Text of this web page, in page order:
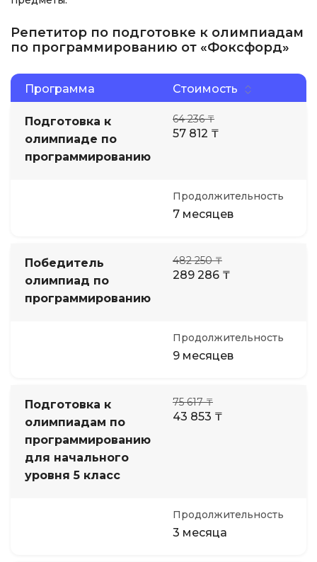
Репетитор по подготовке к олимпиадам
по программированию от «Фоксфорд»
Программа Стоимость
Подготовка к
олимпиаде по
программированию
64 236 ₸
57 812 ₸
Продолжительность
7 месяцев
Победитель
олимпиад по
программированию
482 250 ₸
289 286 ₸
Продолжительность
9 месяцев
Подготовка к
олимпиадам по
программированию
для начального
уровня 5 класс
75 617 ₸
43 853 ₸
Продолжительность
3 месяца